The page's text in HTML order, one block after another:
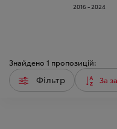
2016 - 2024
Знайдено 1 пропозицій:
Фільтр